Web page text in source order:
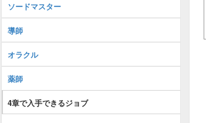
ソードマスター
導師
オラクル
薬師
4章で入手できるジョブ